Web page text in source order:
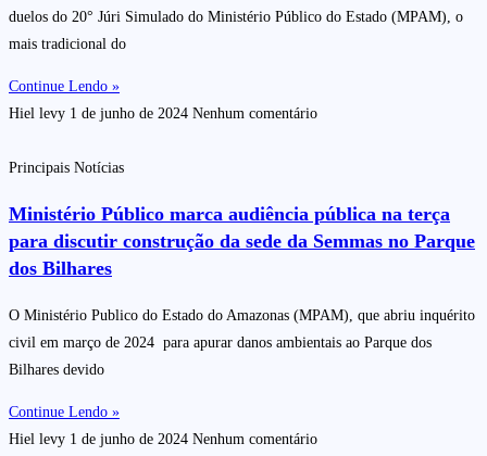
duelos do 20° Júri Simulado do Ministério Público do Estado (MPAM), o
mais tradicional do
Continue Lendo »
Hiel levy 1 de junho de 2024 Nenhum comentário
Principais Notícias
Ministério Público marca audiência pública na terça
para discutir construção da sede da Semmas no Parque
dos Bilhares
O Ministério Publico do Estado do Amazonas (MPAM), que abriu inquérito
civil em março de 2024 para apurar danos ambientais ao Parque dos
Bilhares devido
Continue Lendo »
Hiel levy 1 de junho de 2024 Nenhum comentário